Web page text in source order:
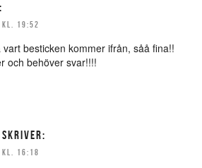
KL. 19:52
besticken kommer ifrån, såå fina!!
och behöver svar!!!!
SKRIVER:
KL. 16:18